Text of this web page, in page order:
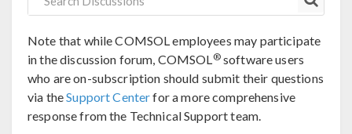
Note that while COMSOL employees may participate
in the discussion forum, COMSOL®software users
who are on-subscription should submit their questions
via theSupport Centerfor a more comprehensive
response from the Technical Support team.